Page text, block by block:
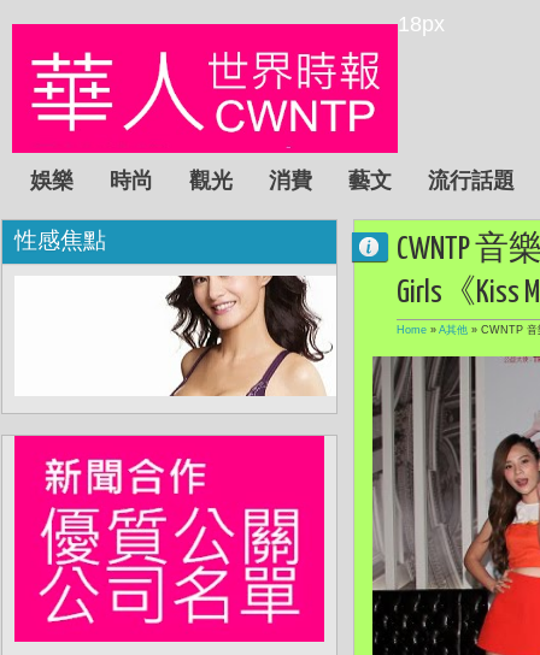
18px
娛樂 時尚 觀光 消費 藝文 流行話題
CWNTP
Girls《
Home » A其他 » CWNTP 音
性感焦點